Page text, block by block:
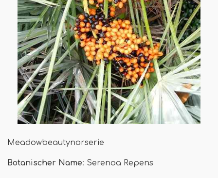
Meadowbeautynorserie
Botanischer Name: Serenoa Repens